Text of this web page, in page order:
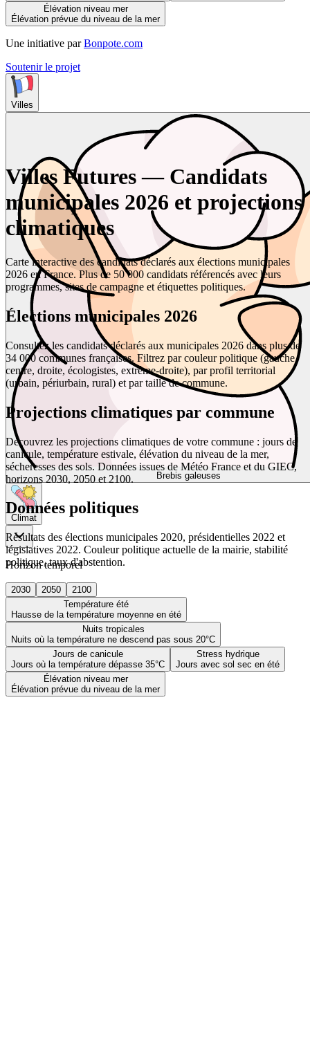
Élévation niveau mer
Élévation prévue du niveau de la mer
Une initiative par Bonpote.com
Soutenir le projet
Villes
Brebis galeuses
Climat
Horizon temporel
2030 2050
2100
Température été
Hausse de la température moyenne en été
Nuits tropicales
Nuits où la température ne descend pas sous 20°C
Jours de canicule
Jours où la température dépasse 35°C
Stress hydrique
Jours avec sol sec en été
Élévation niveau mer
Élévation prévue du niveau de la mer
Villes Futures — Candidats
municipales 2026 et projections
climatiques
Carte interactive des candidats déclarés aux élections municipales
2026 en France. Plus de 50 000 candidats référencés avec leurs
programmes, sites de campagne et étiquettes politiques.
Élections municipales 2026
Consultez les candidats déclarés aux municipales 2026 dans plus de
34 000 communes françaises. Filtrez par couleur politique (gauche,
centre, droite, écologistes, extrême-droite), par profil territorial
(urbain, périurbain, rural) et par taille de commune.
Projections climatiques par commune
Découvrez les projections climatiques de votre commune : jours de
canicule, température estivale, élévation du niveau de la mer,
sécheresses des sols. Données issues de Météo France et du GIEC,
horizons 2030, 2050 et 2100.
Données politiques
Résultats des élections municipales 2020, présidentielles 2022 et
législatives 2022. Couleur politique actuelle de la mairie, stabilité
politique, taux d'abstention.